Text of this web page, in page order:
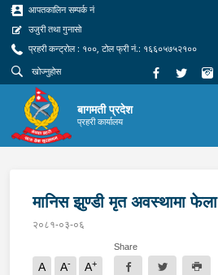
आपतकालिन सम्पर्क नं
उजुरी तथा गुनासो
प्रहरी कन्ट्रोल : १००, टोल फ्री नं.: १६६०५७५२१००
बागमती प्रदेश
प्रहरी कार्यालय
मानिस झुण्डी मृत अवस्थामा फेला
२०८१-०३-०६
A A- A+
Share